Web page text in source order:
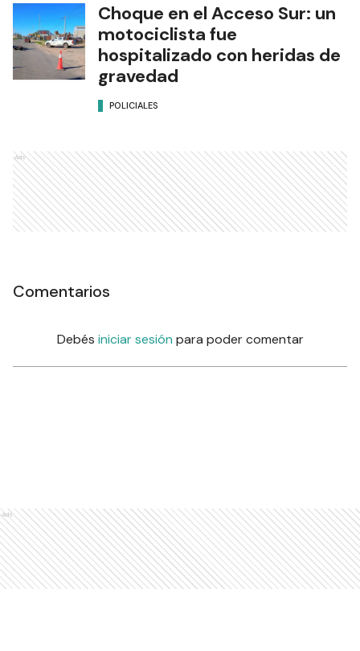
Choque en el Acceso Sur: un
motociclista fue
hospitalizado con heridas de
gravedad
POLICIALES
Ads
Comentarios
Debés iniciar sesión para poder comentar
Ads